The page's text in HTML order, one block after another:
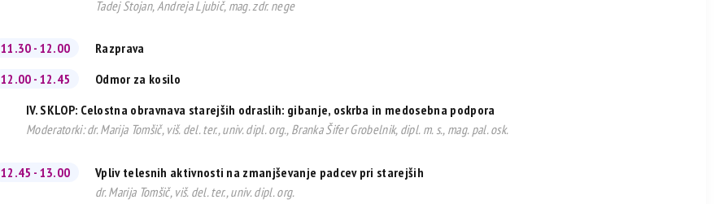
Tadej Stojan, Andreja Ljubič, mag. zdr. nege
11.30 - 12.00
Razprava
12.00 - 12.45
Odmor za kosilo
IV. SKLOP: Celostna obravnava starejših odraslih: gibanje, oskrba in medosebna podpora
Moderatorki: dr. Marija Tomšič, viš. del. ter., univ. dipl. org., Branka Šifer Grobelnik, dipl. m. s., mag. pal. osk.
12.45 - 13.00
Vpliv telesnih aktivnosti na zmanjševanje padcev pri starejših
dr. Marija Tomšič, viš. del. ter., univ. dipl. org.